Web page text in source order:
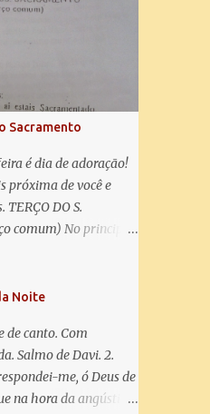
esperança nossa,
os degredados filhos
gemendo e
lágrimas. Eia, pois,
vossos olhos
volvei, e depois deste
Bendito é o
ó clemente, ó piedosa,
Maria. Rogai por
Para que sejamos
de Cristo. Amém.
Sacramento
é dia de adoração!
próxima de você e
DO S.
comum) No principio:
que eu viva
ao meu, e, nem
contas pequenas:
Misericórdia Senhor!
da vida e remédio
Noite
de canto. Com
Salmo de Davi. 2.
me, ó Deus de
na hora da angústia